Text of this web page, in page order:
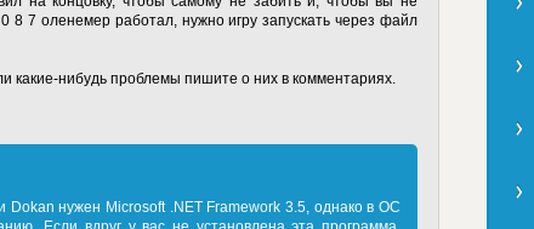
8 7 оленемерработал, нужно игру запускать через файл
какие-нибудь проблемы пишите о них в комментариях.
Dokan нужен Microsoft .NET Framework 3.5, однако в ОС